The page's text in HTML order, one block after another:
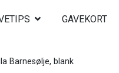
GAVEKORT
Barnesølje, blank